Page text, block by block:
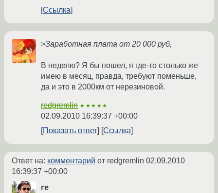
Ссылка
>Заработная плата от 20 000 руб,
В неделю? Я бы пошел, я где-то столько же
имею в месяц, правда, требуют поменьше,
да и это в 2000км от нерезиновой.
redgremlin ★★★★★
02.09.2010 16:39:37 +00:00
Показать ответ
Ссылка
Ответ на: комментарий от redgremlin 02.09.2010
16:39:37 +00:00
re